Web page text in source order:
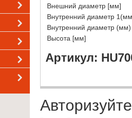
Внешний диаметр [мм]
Внутренний диаметр
Внутренний диаметр (мм)
Высота [мм]
Артикул: